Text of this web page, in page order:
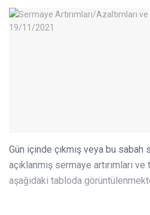
Gün içinde çıkmış veya bu sabah
açıklanmış sermaye artırımları
aşağıdaki tabloda